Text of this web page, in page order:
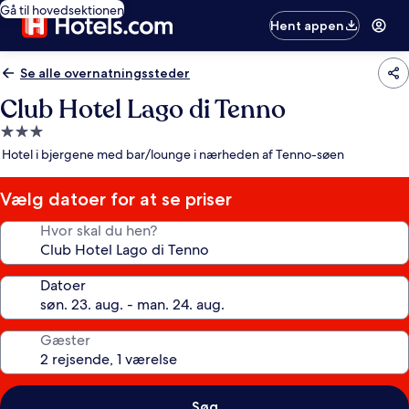
Gå til hovedsektionen
Hent appen
Se alle overnatningssteder
Club Hotel Lago di Tenno
3.0-
stjernet
Hotel i bjergene med bar/lounge i nærheden af Tenno-søen
Vælg datoer for at se priser
Hvor skal du hen?
Datoer
Gæster